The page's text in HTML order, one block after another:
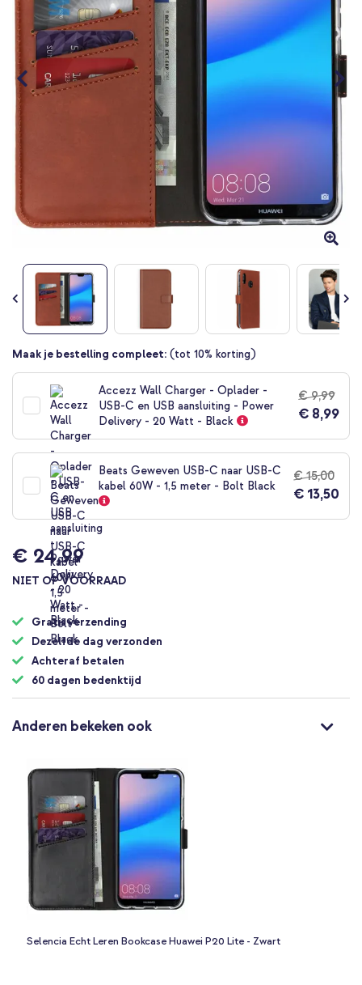
Ga
begin
van
afbeeldingen-
gallerij
Maak je bestelling compleet: (tot 10% korting)
Accezz Wall Charger - Oplader -
USB-C en USB aansluiting - Power
Delivery - 20 Watt - Black
€ 9,99
€ 8,99
Beats Geweven USB-C naar USB-C
kabel 60W - 1,5 meter - Bolt Black
€ 15,00
€ 13,50
€ 24,99
NIET OP VOORRAAD
Gratis verzending
Dezelfde dag verzonden
Achteraf betalen
60 dagen bedenktijd
Anderen bekeken ook
Selencia Echt Leren Bookcase Huawei P20 Lite - Zwart